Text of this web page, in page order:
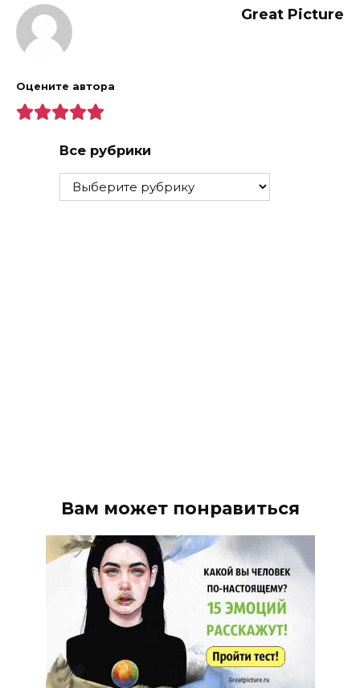
Great Picture
Оцените автора
Все рубрики
Все
рубрики
Вам может понравиться